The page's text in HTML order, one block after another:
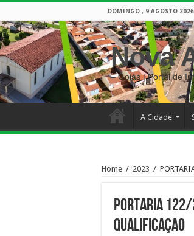
DOMINGO , 9 AGOSTO 2026
Nova
– Goiás | Portal de
A Cidade
Home / 2023 /
PORTARIA 122/
QUALIFICAÇAO